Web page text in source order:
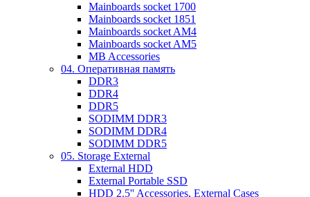
Mainboards socket 1700
Mainboards socket 1851
Mainboards socket AM4
Mainboards socket AM5
MB Accessories
04. Оперативная память
DDR3
DDR4
DDR5
SODIMM DDR3
SODIMM DDR4
SODIMM DDR5
05. Storage External
External HDD
External Portable SSD
HDD 2.5'' Accessories, External Cases